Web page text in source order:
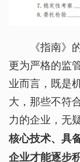
《指南》
更为严格的监
业而言，既是
大，那些不符
力的企业，无
核心技术、具
企业才能逐步